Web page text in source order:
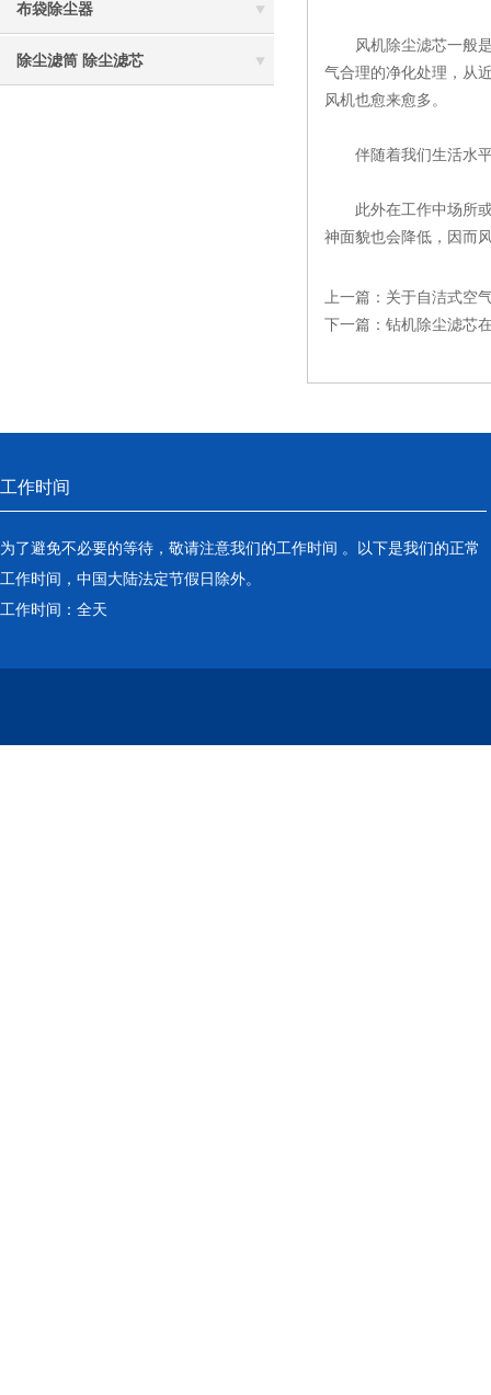
布袋除尘器
除尘滤筒 除尘滤芯
风机除尘滤芯一般是
气合理的净化处理，从
风机也愈来愈多。
伴随着我们生活水平
此外在工作中场所或
神面貌也会降低，因而
上一篇： 关于自洁式空
下一篇： 钻机除尘滤芯
工作时间
为了避免不必要的等待，敬请注意我们的工作时间 。以下是我们的正常
工作时间，中国大陆法定节假日除外。
工作时间：全天